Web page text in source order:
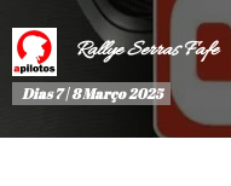
Rallye Serras Fafe
Dias 7 | 8 Março 2025